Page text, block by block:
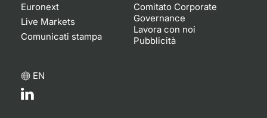
Euronext
Live Markets
Comunicati stampa
Comitato Corporate
Governance
Lavora con noi
Pubblicità
EN